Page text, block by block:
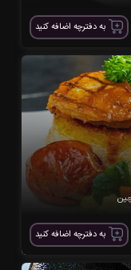
به دفترچه اضافه کنید
به دفترچه اضافه کنید